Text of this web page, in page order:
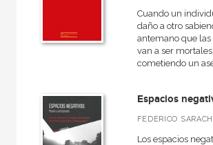
Cuando un
daño a otro
antemano que las
van a ser
cometiendo un
Espacios
FEDERICO
Los espacios